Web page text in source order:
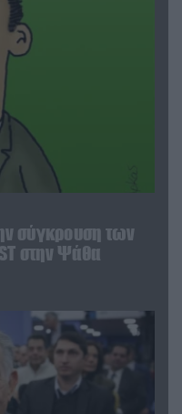
σύγκρουση των
στην Ψάθα